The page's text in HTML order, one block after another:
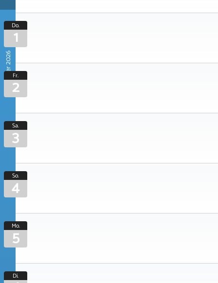
Oktober 2026
Do.
1
Fr.
2
Sa.
3
So.
4
Mo.
5
Di.